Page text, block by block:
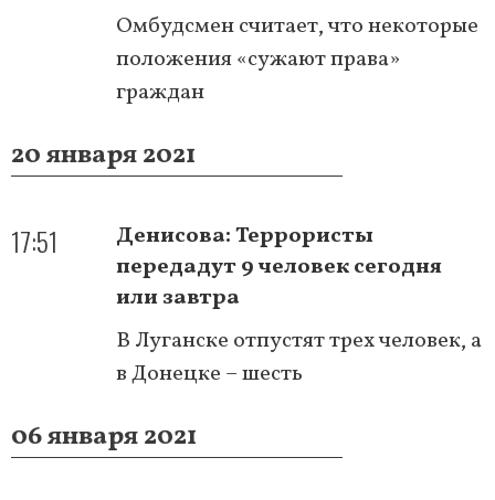
Омбудсмен считает, что некоторые
положения «сужают права»
граждан
20 января 2021
17:51
Денисова: Террористы
передадут 9 человек сегодня
или завтра
В Луганске отпустят трех человек, а
в Донецке – шесть
06 января 2021